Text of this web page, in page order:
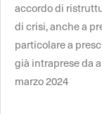
accordo di
di crisi, anche a
particolare a
già intraprese da
marzo 2024